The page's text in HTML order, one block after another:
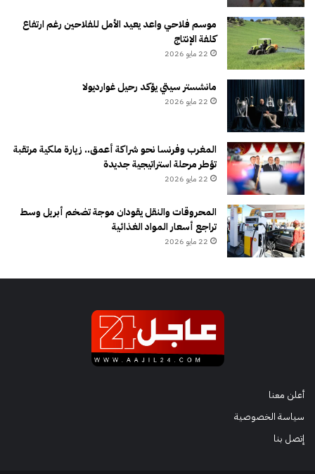
موسم فلاحي واعد يعيد الأمل للفلاحين رغم ارتفاع
كلفة الإنتاج
22 مايو 2026
مانشستر سيتي يؤكد رحيل غوارديولا
22 مايو 2026
المغرب وفرنسا نحو شراكة أعمق.. زيارة ملكية مرتقبة
تؤطر مرحلة استراتيجية جديدة
22 مايو 2026
المحروقات والنقل يقودان موجة تضخم أبريل وسط
تراجع أسعار المواد الغذائية
22 مايو 2026
أعلن معنا
سياسة الخصوصية
إتصل بنا